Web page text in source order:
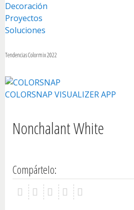
Colores
Puntos de Venta
Conozca Sherwin
Decoración
Proyectos
Soluciones
Tendencias Colormix 2022
COLORSNAP VISUALIZER APP
Nonchalant White
Compártelo: